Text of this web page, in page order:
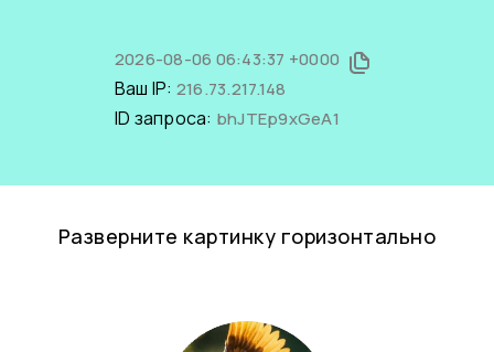
2026-08-06 06:43:37 +0000
Ваш IP: 216.73.217.148
ID запроса: bhJTEp9xGeA1
Разверните картинку горизонтально